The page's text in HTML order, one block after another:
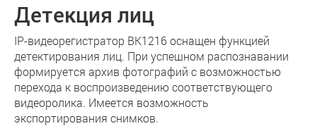
Детекция лиц
IP-видеорегистратор BK1216 оснащен функцией
детектирования лиц. При успешном распознавании
формируется архив фотографий с возможностью
перехода к воспроизведению соответствующего
видеоролика. Имеется возможность
экспортирования снимков.